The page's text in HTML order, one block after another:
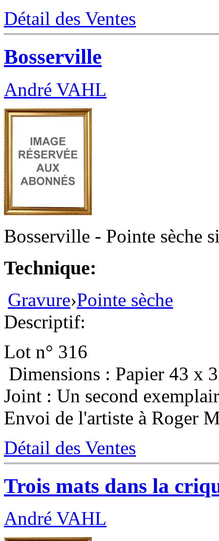
Détail des Ventes
Bosserville
André VAHL
Bosserville - Pointe sèche
Technique:
Gravure›Pointe sèche
Descriptif:
Lot n° 316
Dimensions : Papier 43 x
Joint : Un second
Envoi de l'artiste à Roger
Détail des Ventes
Trois mats dans la
André VAHL